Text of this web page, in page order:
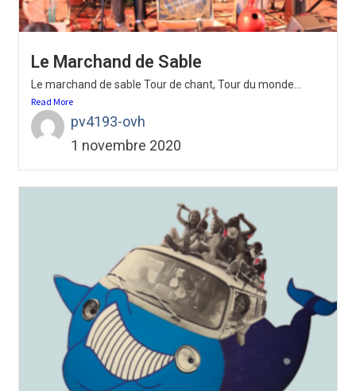
Le Marchand de Sable
Le marchand de sable Tour de chant, Tour du monde...
Read More
pv4193-ovh
1 novembre 2020